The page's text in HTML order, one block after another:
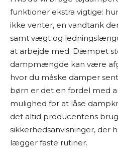
funktioner ekstra vigtige:
ikke venter, en vandtank
samt vægt og
at arbejde med. Dæmpet
dampmængde kan være
hvor du måske damper
børn er det en fordel med
mulighed for at låse
det altid producentens
sikkerhedsanvisninger, der
lægger faste rutiner.